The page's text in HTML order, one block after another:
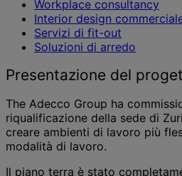
Workplace consultancy
Interior design
Servizi di fit-out
Soluzioni di arredo
Presentazione del
The Adecco Group ha
riqualificazione della sede di
creare ambienti di lavoro più
modalità di lavoro.
Il piano terra è stato